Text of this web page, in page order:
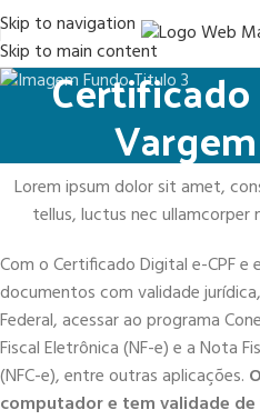
Skip to navigation
Skip to main content
Lorem ipsum dolor sit amet,
tellus, luctus nec
Com o Certificado Digital e-CPF e
documentos com validade
Federal, acessar ao programa
Fiscal Eletrônica (NF-e) e a Nota
(NFC-e), entre outras aplicações.
computador e tem validade de